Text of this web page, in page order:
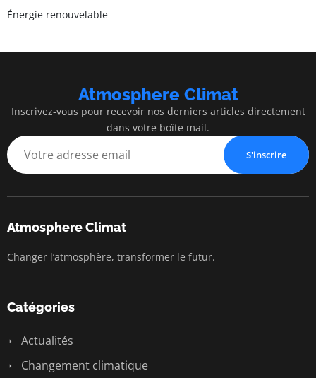
Énergie renouvelable
Atmosphere Climat
Inscrivez-vous pour recevoir nos derniers articles directement
dans votre boîte mail.
S'inscrire
Atmosphere Climat
Changer l’atmosphère, transformer le futur.
Catégories
Actualités
Changement climatique